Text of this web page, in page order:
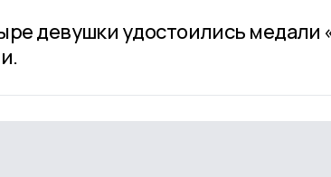
девушки удостоились медали